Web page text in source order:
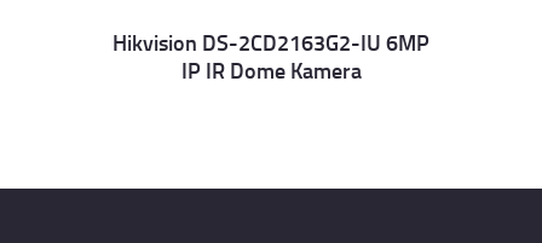
Details
Hikvision DS-2CD2163G2-IU 6MP
IP IR Dome Kamera